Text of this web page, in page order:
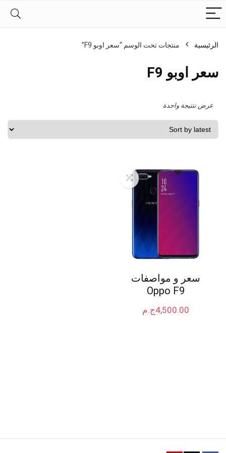
الرئيسية منتجات تحت الوسم “سعر اوبو F9”
سعر اوبو F9
عرض نتتيجة واحدة
سعر و مواصفات
Oppo F9
ج.م4,500.00